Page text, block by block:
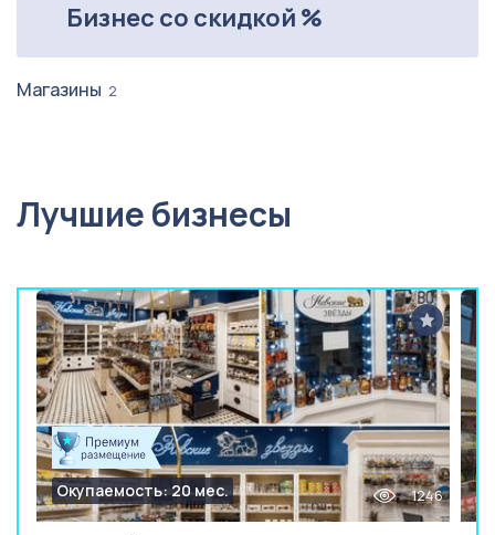
Бизнес со скидкой %
Магазины 2
Лучшие бизнесы
Окупаемость: 20 мес. 1246